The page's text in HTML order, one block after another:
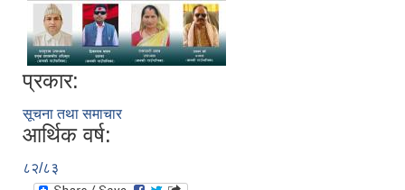
प्रकार:
सूचना तथा समाचार
आर्थिक वर्ष:
८२/८३